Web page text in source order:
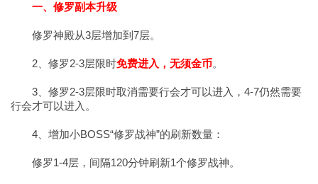
一、修罗副本升级
修罗神殿从3层增加到7层。
2、修罗2-3层限时免费进入，无须金币。
3、修罗2-3层限时取消需要行会才可以进入，4-7仍然需要
行会才可以进入。
4、增加小BOSS“修罗战神”的刷新数量：
修罗1-4层，间隔120分钟刷新1个修罗战神。